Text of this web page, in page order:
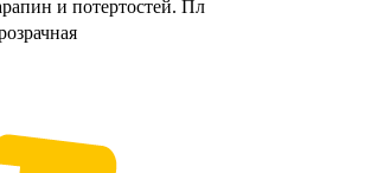
и потертостей. Пл